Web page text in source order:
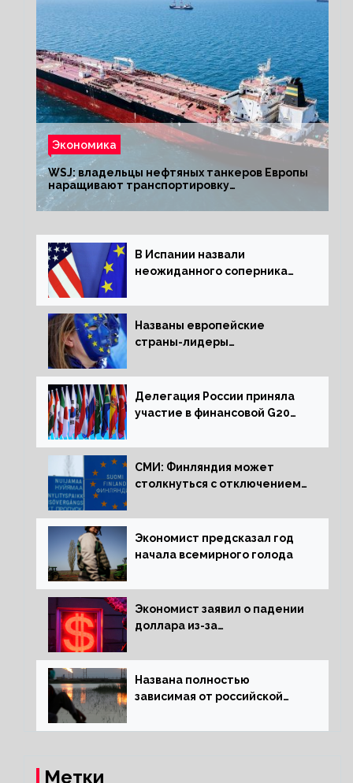
Экономика
WSJ: владельцы нефтяных танкеров Европы
наращивают транспортировку
из РФ до санкций
В Испании назвали
неожиданного соперника
Названы европейские
страны-лидеры
активов
Делегация России приняла
участие в финансовой G20
СМИ: Финляндия может
столкнуться с отключением
Экономист предсказал год
начала всемирного голода
Экономист заявил о падении
доллара из-за
Названа полностью
зависимая от российской
Метки